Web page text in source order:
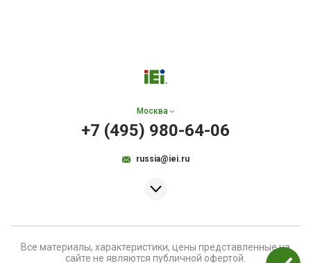
Москва
+7 (495) 980-64-06
russia@iei.ru
Все материалы, характеристики, цены представленные на
сайте не являются публичной офертой.